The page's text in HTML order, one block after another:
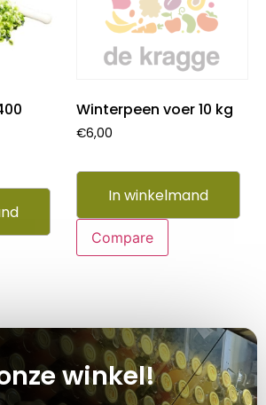
Winterpeen voer 10 kg
€6,00
In winkelmand
Compare
winkel!